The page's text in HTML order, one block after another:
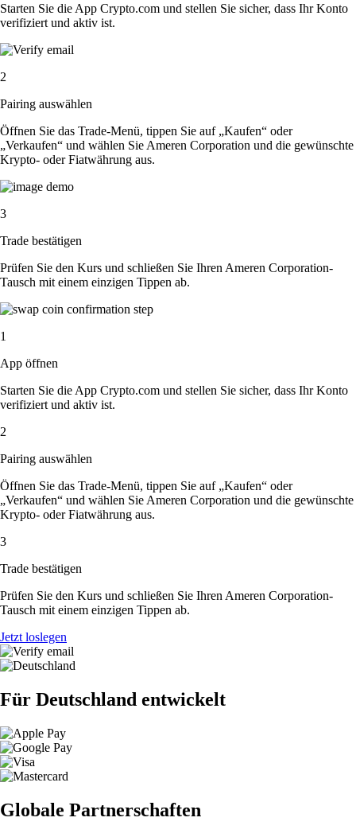
Starten Sie die App Crypto.com und stellen Sie sicher, dass Ihr Konto
verifiziert und aktiv ist.
2
Pairing auswählen
Öffnen Sie das Trade-Menü, tippen Sie auf „Kaufen“ oder
„Verkaufen“ und wählen Sie Ameren Corporation und die gewünschte
Krypto- oder Fiatwährung aus.
3
Trade bestätigen
Prüfen Sie den Kurs und schließen Sie Ihren Ameren Corporation-
Tausch mit einem einzigen Tippen ab.
1
App öffnen
Starten Sie die App Crypto.com und stellen Sie sicher, dass Ihr Konto
verifiziert und aktiv ist.
2
Pairing auswählen
Öffnen Sie das Trade-Menü, tippen Sie auf „Kaufen“ oder
„Verkaufen“ und wählen Sie Ameren Corporation und die gewünschte
Krypto- oder Fiatwährung aus.
3
Trade bestätigen
Prüfen Sie den Kurs und schließen Sie Ihren Ameren Corporation-
Tausch mit einem einzigen Tippen ab.
Jetzt loslegen
Für Deutschland entwickelt
Globale Partnerschaften